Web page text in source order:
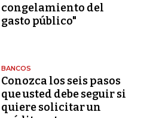
congelamiento del
gasto público"
BANCOS
Conozca los seis pasos
que usted debe seguir si
quiere solicitar un